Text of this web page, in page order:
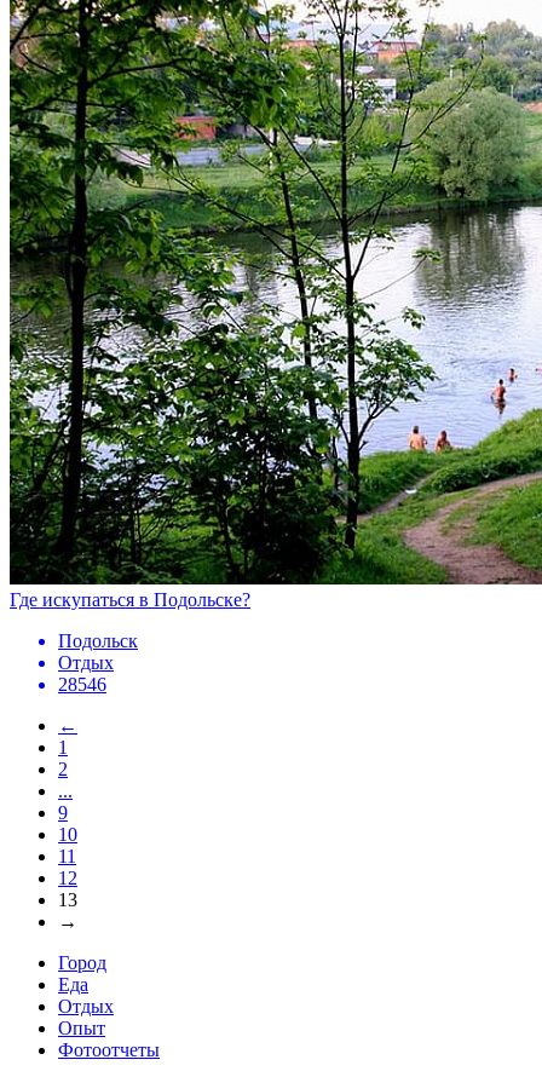
Где искупаться в Подольске?
Подольск
Отдых
28546
←
1
2
...
9
10
11
12
13
→
Город
Еда
Отдых
Опыт
Фотоотчеты